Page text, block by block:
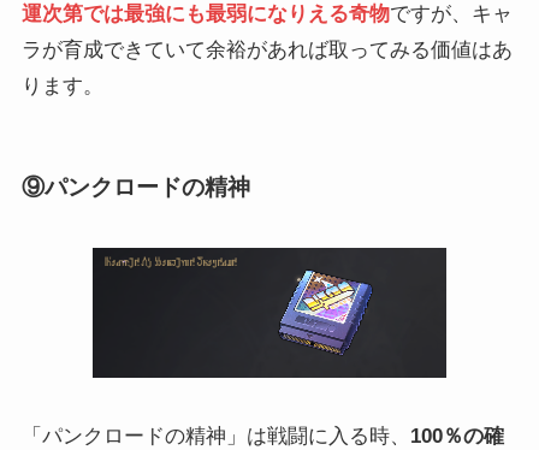
運次第では最強にも最弱になりえる奇物ですが、キャ
ラが育成できていて余裕があれば取ってみる価値はあ
ります。
⑨パンクロードの精神
「パンクロードの精神」は戦闘に入る時、 100％の確